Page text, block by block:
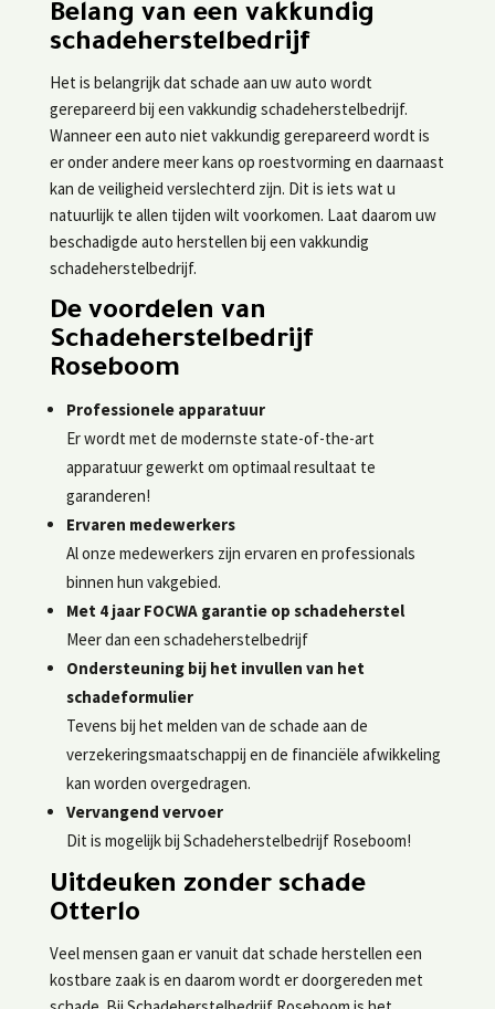
Belang van een vakkundig
schadeherstelbedrijf
Het is belangrijk dat schade aan uw auto wordt
gerepareerd bij een vakkundig schadeherstelbedrijf.
Wanneer een auto niet vakkundig gerepareerd wordt is
er onder andere meer kans op roestvorming en daarnaast
kan de veiligheid verslechterd zijn. Dit is iets wat u
natuurlijk te allen tijden wilt voorkomen. Laat daarom uw
beschadigde auto herstellen bij een vakkundig
schadeherstelbedrijf.
De voordelen van
Schadeherstelbedrijf
Roseboom
Professionele apparatuur
Er wordt met de modernste state-of-the-art
apparatuur gewerkt om optimaal resultaat te
garanderen!
Ervaren medewerkers
Al onze medewerkers zijn ervaren en professionals
binnen hun vakgebied.
Met 4 jaar FOCWA garantie op schadeherstel
Meer dan een schadeherstelbedrijf
Ondersteuning bij het invullen van het
schadeformulier
Tevens bij het melden van de schade aan de
verzekeringsmaatschappij en de financiële afwikkeling
kan worden overgedragen.
Vervangend vervoer
Dit is mogelijk bij Schadeherstelbedrijf Roseboom!
Uitdeuken zonder schade
Otterlo
​Veel mensen gaan er vanuit dat schade herstellen een
kostbare zaak is en daarom wordt er doorgereden met